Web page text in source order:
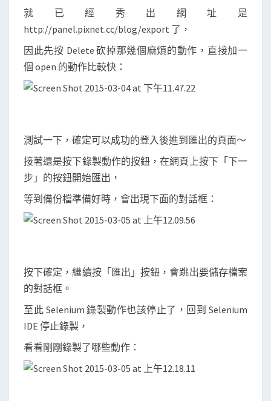
就已經秀出網址是
http://panel.pixnet.cc/blog/export 了，
因此先按 Delete 砍掉那幾個麻煩的動作，直接加一
個 open 的動作比較快：
測試一下，確定可以成功的登入後進到匯出的頁面～
接著還是按下錄製動作的按鈕，在網頁上按下「下一
步」的按鈕開始匯出，
等到備份檔準備好時，會出現下面的對話框：
按下確定，繼續按「匯出」按鈕，會跳出要儲存檔案
的對話框。
至此 Selenium 錄製動作也該停止了，回到 Selenium
IDE 停止錄製，
看看剛剛錄製了哪些動作：